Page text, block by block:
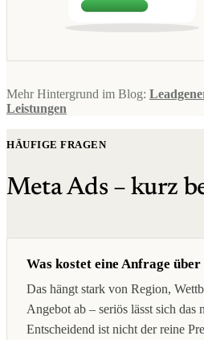
Mehr Hintergrund im Blog:
Leistungen
HÄUFIGE FRAGEN
Meta Ads – kurz
Was kostet eine Anfrage über
Das hängt stark von Region,
Angebot ab – seriös lässt sich das
Entscheidend ist nicht der reine